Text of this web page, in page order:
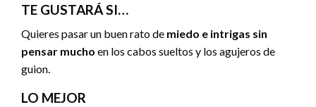
TE GUSTARÁ SI…
Quieres pasar un buen rato de miedo e intrigas sin
pensar mucho en los cabos sueltos y los agujeros de
guion.
LO MEJOR